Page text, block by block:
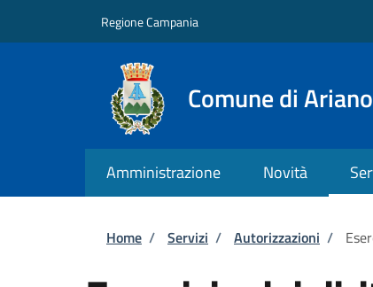
Regione Campania
Comune di
Amministrazione Novità
Briciole di pane
Home / Servizi / Autorizzazioni /